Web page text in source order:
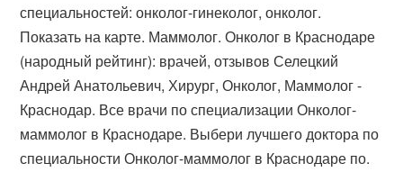
специальностей: онколог-​гинеколог, онколог.
Показать на карте. Маммолог. Онколог в Краснодаре
(народный рейтинг): врачей, отзывов Селецкий
Андрей Анатольевич, Хирург, Онколог, Маммолог -
Краснодар. Все врачи по специализации Онколог-
маммолог в Краснодаре. Выбери лучшего доктора по
специальности Онколог-маммолог в Краснодаре по.